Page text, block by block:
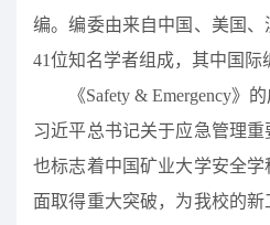
编。编委由来自中国、美国
41位知名学者组成，其中国际
《Safety & Emergency》
习近平总书记关于应急管理重
也标志着中国矿业大学安全
面取得重大突破，为我校的